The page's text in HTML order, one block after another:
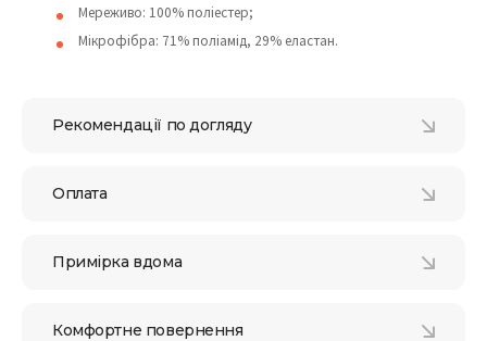
Мереживо: 100% поліестер;
Мікрофібра: 71% поліамід, 29% еластан.
Рекомендації по догляду
Оплата
Примірка вдома
Комфортне повернення